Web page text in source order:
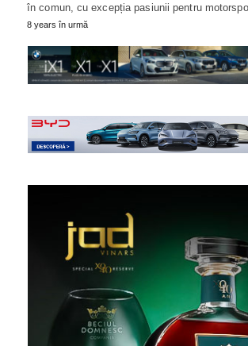
în comun, cu excepția pasiunii pentru
8 years în urmă